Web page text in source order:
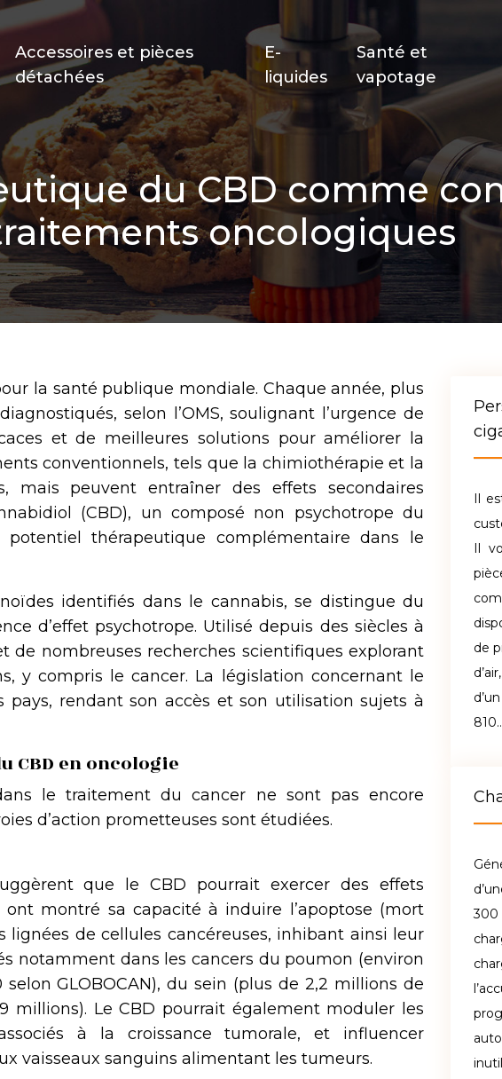
Accessoires et pièces
détachées
E-
liquides
Santé et
vapotage
du CBD comme
oncologiques
la santé publique mondiale. Chaque année, plus
selon l’OMS, soulignant l’urgence de
et de meilleures solutions pour améliorer la
conventionnels, tels que la chimiothérapie et la
mais peuvent entraîner des effets secondaires
(CBD), un composé non psychotrope du
thérapeutique complémentaire dans le
identifiés dans le cannabis, se distingue du
d’effet psychotrope. Utilisé depuis des siècles à
de nombreuses recherches scientifiques explorant
y compris le cancer. La législation concernant le
pays, rendant son accès et son utilisation sujets à
CBD en oncologie
le traitement du cancer ne sont pas encore
d’action prometteuses sont étudiées.
que le CBD pourrait exercer des effets
montré sa capacité à induire l’apoptose (mort
de cellules cancéreuses, inhibant ainsi leur
notamment dans les cancers du poumon (environ
GLOBOCAN), du sein (plus de 2,2 millions de
millions). Le CBD pourrait également moduler les
à la croissance tumorale, et influencer
vaisseaux sanguins alimentant les tumeurs.
Il
Il
de